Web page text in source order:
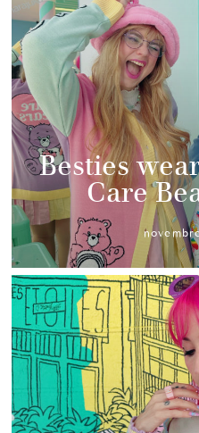
Besties
Care